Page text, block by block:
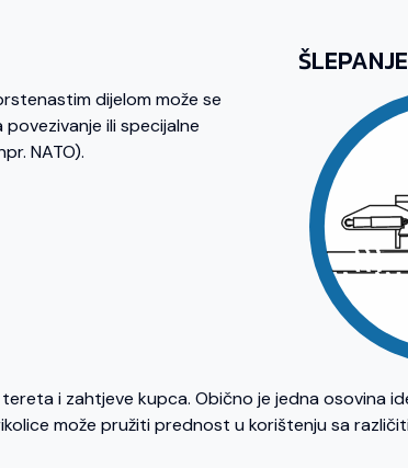
dijelom može se
ili specijalne
NATO).
i zahtjeve kupca. Obično je jedna osovina
može pružiti prednost u korištenju sa